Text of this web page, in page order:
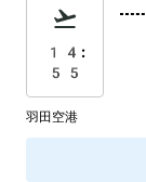
14:
55
羽田空港